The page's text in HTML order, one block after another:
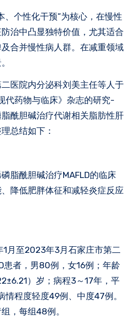
、个性化干预”为核心，在慢性
治中凸显独特价值，尤其适合
合并慢性病人群。在减重领域
医院内分泌科刘美主任等人于
代药物与临床》杂志的研究-
脂酰胆碱治疗代谢相关脂肪性肝
总结如下：
脂酰胆碱治疗MAFLD的临床
降低肥胖体征和减轻炎症反应
月至2023年3月石家庄市第二
患者，男80例，女16例；年龄
）岁；病程3～17年，平
程度轻度49例、中度47例。
，每组48例。